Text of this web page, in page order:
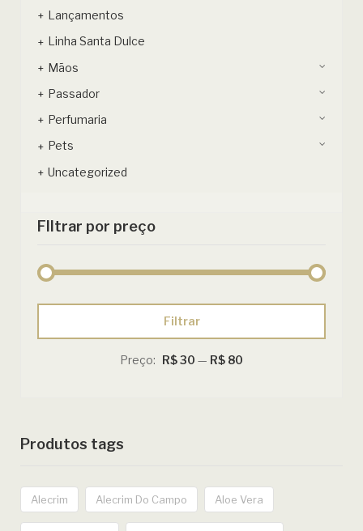
Lançamentos
Linha Santa Dulce
Mãos
Passador
Perfumaria
Pets
Uncategorized
FIltrar por preço
mínimo
máximo
Filtrar
Preço: R$ 30 — R$ 80
Produtos tags
Alecrim Alecrim Do Campo Aloe Vera